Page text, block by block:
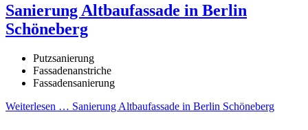
Sanierung Altbaufassade in Berlin
Schöneberg
Putzsanierung
Fassadenanstriche
Fassadensanierung
Weiterlesen … Sanierung Altbaufassade in Berlin Schöneberg